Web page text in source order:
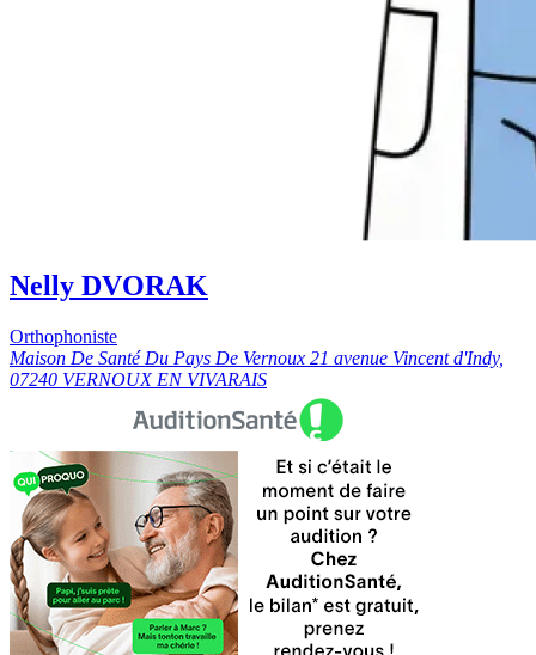
Nelly DVORAK
Orthophoniste
Maison De Santé Du Pays De Vernoux 21 avenue Vincent d'Indy,
07240 VERNOUX EN VIVARAIS